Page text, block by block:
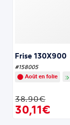
Frise 130X900
#158005
Août en folie
38.90€
30,11€